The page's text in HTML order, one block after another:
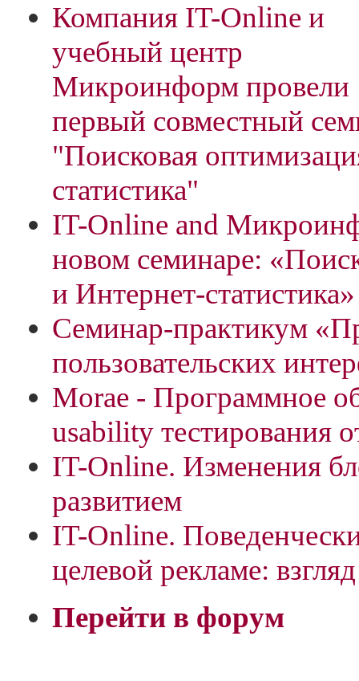
Компания IT-Online и
учебный центр
Микроинформ провели
первый совместный
"Поисковая
статистика"
IT-Online and
новом семинаре:
и Интернет-статистика»
Семинар-практикум
пользовательских
Morae - Программное
usability тестирования
IT-Online. Изменения
развитием
IT-Online.
целевой рекламе:
Перейти в форум